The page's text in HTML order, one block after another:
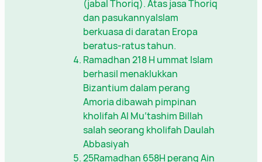
(jabal Thoriq). Atas jasa Thoriq
dan pasukannyaIslam
berkuasa di daratan Eropa
beratus-ratus tahun.
Ramadhan 218 H ummat Islam
berhasil menaklukkan
Bizantium dalam perang
Amoria dibawah pimpinan
kholifah Al Mu’tashim Billah
salah seorang kholifah Daulah
Abbasiyah
25Ramadhan 658H perang Ain